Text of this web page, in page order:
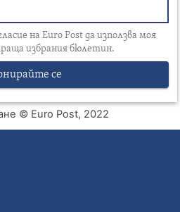
на Euro Post да използва моя
избрания бюлетин.
се
© Euro Post, 2022